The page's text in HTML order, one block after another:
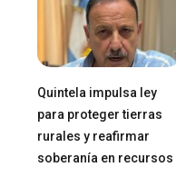
Quintela impulsa ley
para proteger tierras
rurales y reafirmar
soberanía en recursos